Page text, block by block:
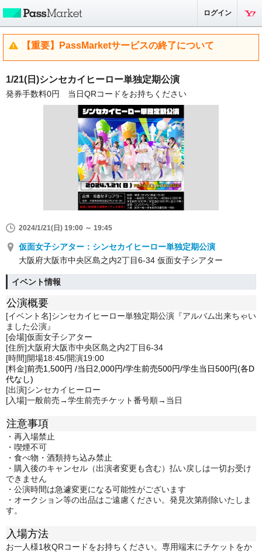
ログイン
【重要】PassMarketサービスの終了について
1/21(日)シンセカイヒーロー単独定期公演
発券手数料0円 当日QRコードをお持ちください
2024/1/21(日) 19:00 ～ 19:45
仮面女子シアター：シンセカイヒーロー単独定期公演
大阪府大阪市中央区島之内2丁目6-34 仮面女子シアター
イベント情報
公演概要
[イベント名]シンセカイヒーロー単独定期公演『アルバム出来ちゃい
ました公演』
[会場]仮面女子シアター
[住所]大阪府大阪市中央区島之内2丁目6-34
[時間]開場18:45/開演19:00
[料金]前売1,500円 /当日2,000円/学生前売500円/学生当日500円(各D
代なし)
[出演]シンセカイヒーロー
[入場]一般前売→学生前売チケット番号順→当日
注意事項
・再入場禁止
・喫煙不可
・食べ物・酒類持ち込み禁止
・購入後のキャンセル（出演者変更も含む）払い戻しは一切お受け
できません
・公演時間は急遽変更になる可能性がございます
・オークション等の出品はご遠慮ください。発見次第削除いたしま
す。
入場方法
お一人様1枚QRコードをお持ちください。専用端末にチケットをか